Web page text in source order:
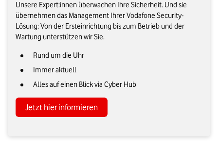
Unsere Expert:innen überwachen Ihre Sicherheit. Und sie
übernehmen das Management Ihrer Vodafone Security-
Lösung: Von der Ersteinrichtung bis zum Betrieb und der
Wartung unterstützen wir Sie.
Rund um die Uhr
Immer aktuell
Alles auf einen Blick via Cyber Hub
Jetzt hier informieren